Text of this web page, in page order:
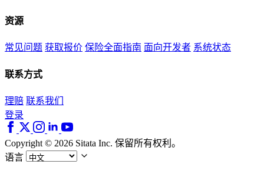
资源
常见问题 获取报价 保险全面指南 面向开发者 系统状态
联系方式
理赔 联系我们
登录
Copyright © 2026 Sitata Inc. 保留所有权利。
语言